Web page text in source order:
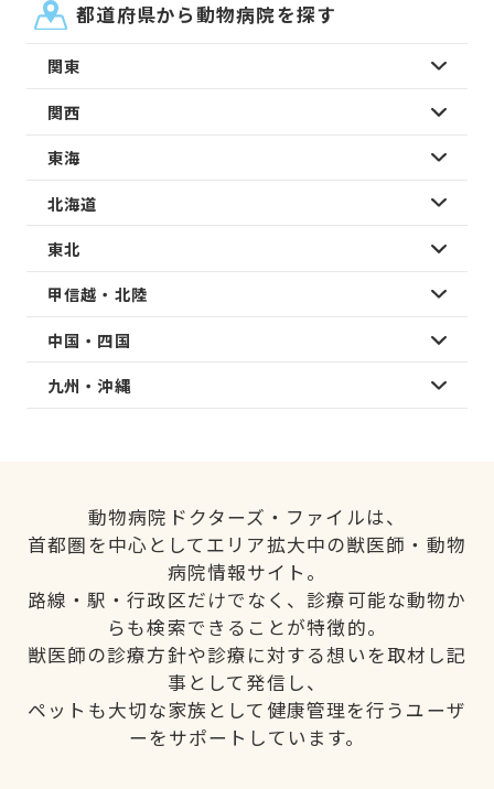
都道府県から動物病院を探す
関東
関西
東海
北海道
東北
甲信越・北陸
中国・四国
九州・沖縄
動物病院ドクターズ・ファイルは、
首都圏を中心としてエリア拡大中の獣医師・動物
病院情報サイト。
路線・駅・行政区だけでなく、診療可能な動物か
らも検索できることが特徴的。
獣医師の診療方針や診療に対する想いを取材し記
事として発信し、
ペットも大切な家族として健康管理を行うユーザ
ーをサポートしています。